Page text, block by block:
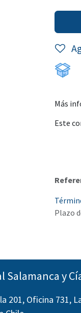
Más
Este
Plazo
Salamanca y
201, Oficina 731,